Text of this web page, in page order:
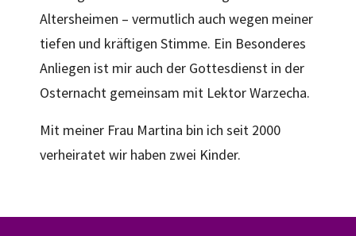
Altersheimen – vermutlich auch wegen meiner
tiefen und kräftigen Stimme. Ein Besonderes
Anliegen ist mir auch der Gottesdienst in der
Osternacht gemeinsam mit Lektor Warzecha.
Mit meiner Frau Martina bin ich seit 2000
verheiratet wir haben zwei Kinder.